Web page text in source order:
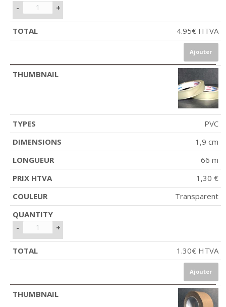
- +
4.95€ HTVA
Ajouter
PVC
1,9 cm
66 m
1,30 €
Transparent
- +
1.30€ HTVA
Ajouter